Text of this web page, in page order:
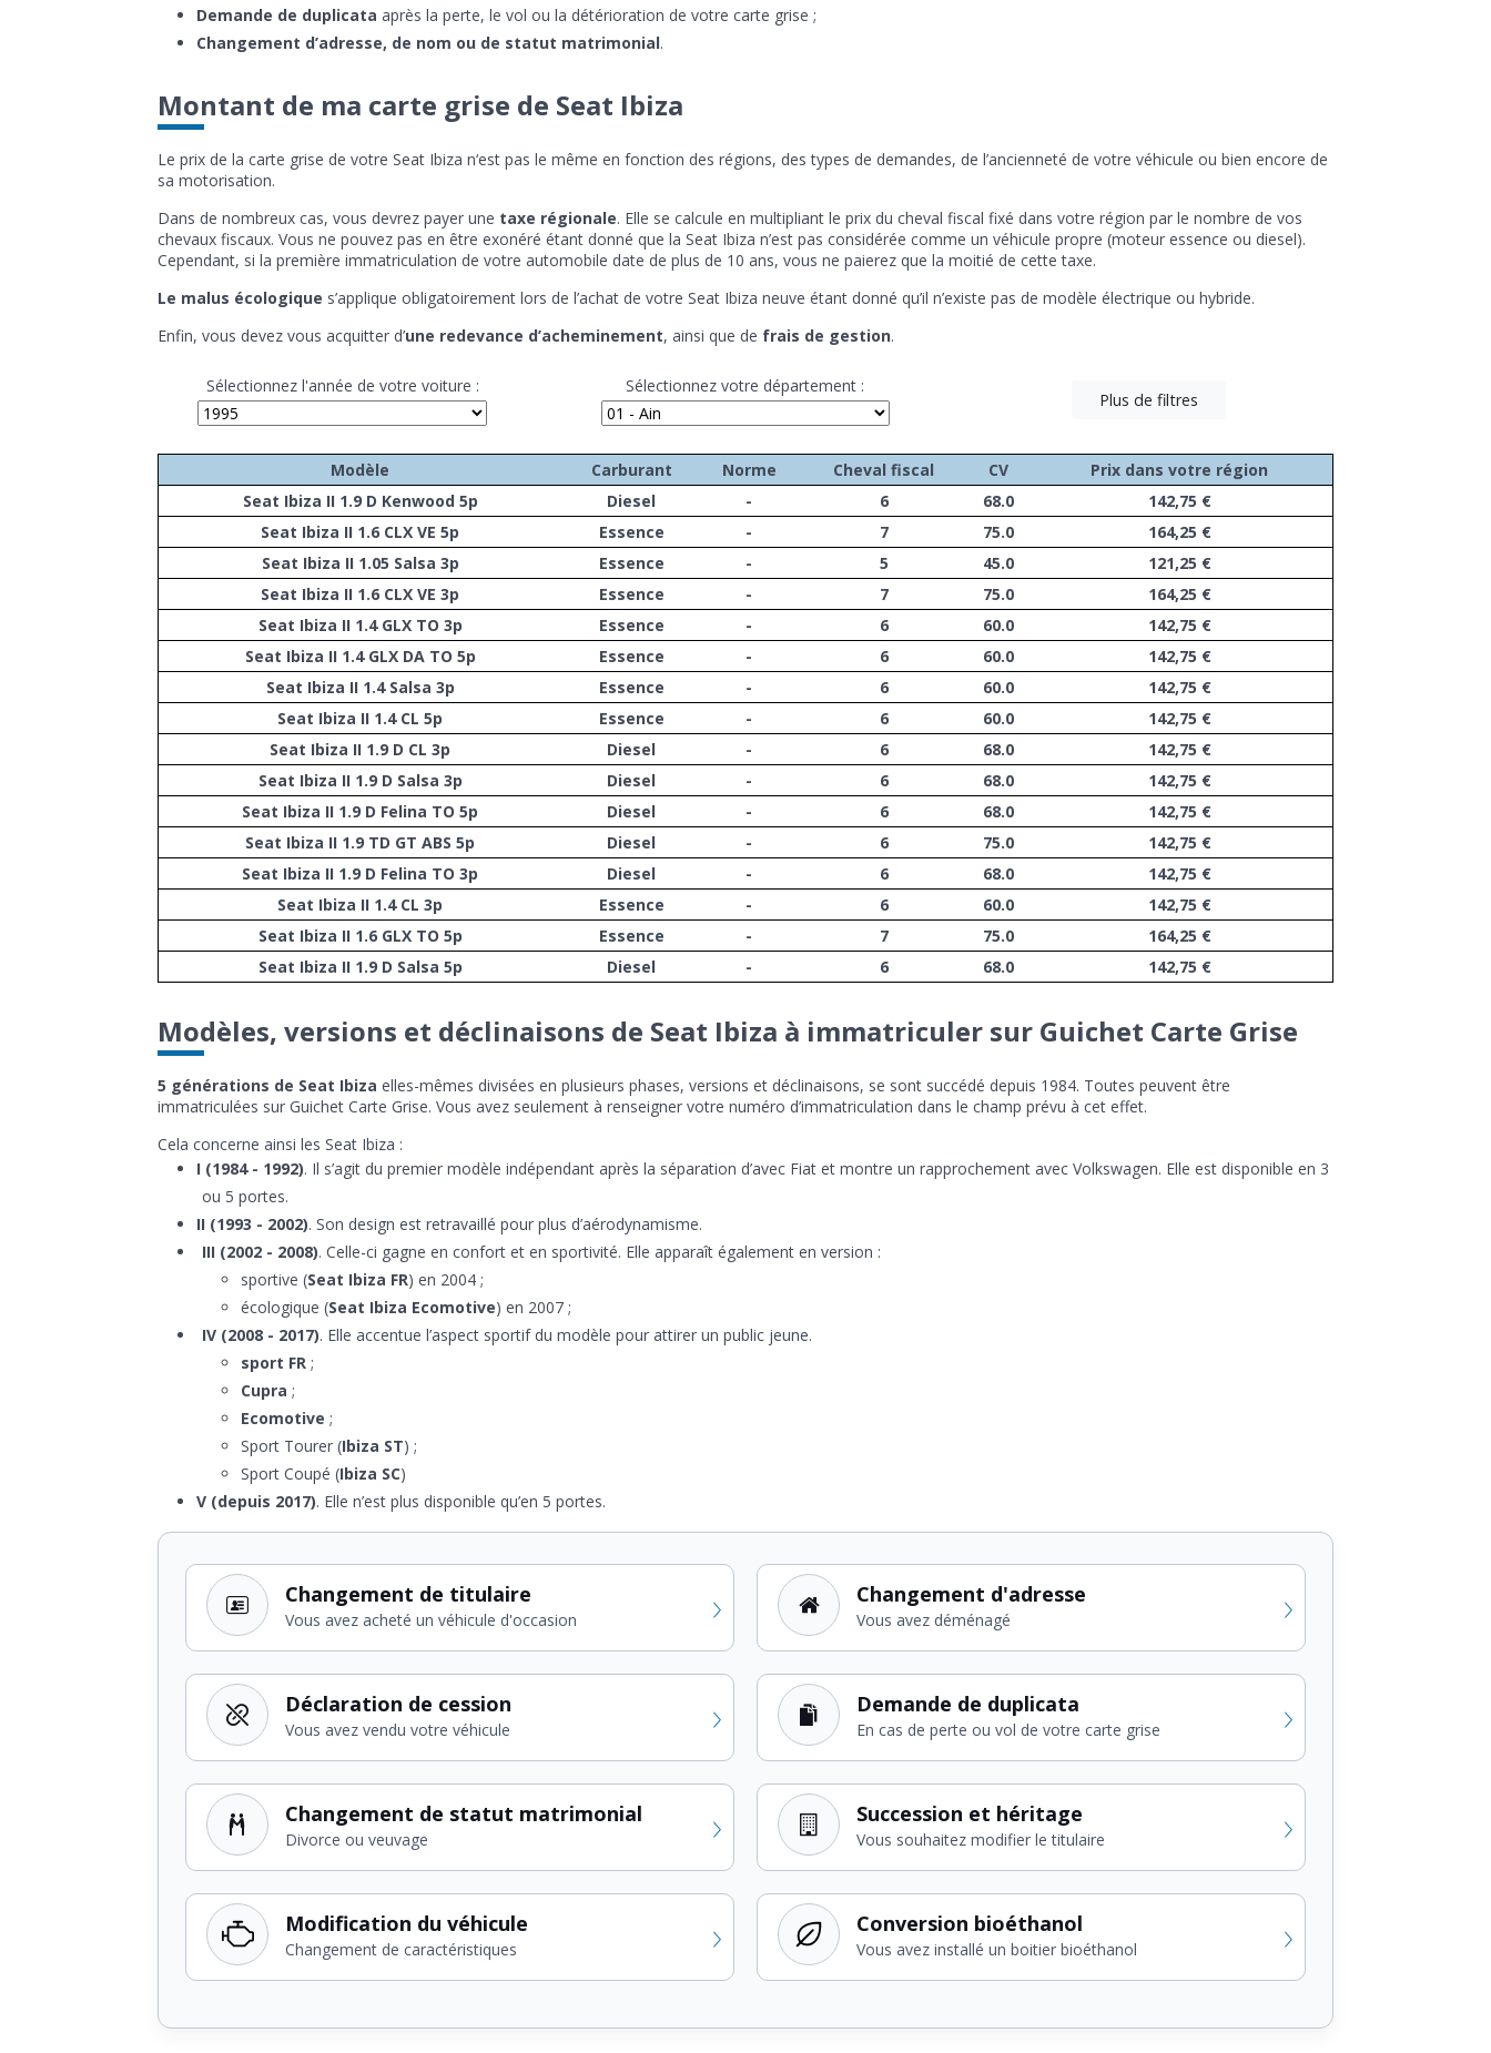
Demande de duplicata après la perte, le vol ou la détérioration de votre carte grise ;
Changement d’adresse, de nom ou de statut matrimonial.
Montant de ma carte grise de Seat Ibiza
Le prix de la carte grise de votre Seat Ibiza n‘est pas le même en fonction des régions, des types de demandes, de l’ancienneté de votre véhicule ou bien encore de
sa motorisation.
Dans de nombreux cas, vous devrez payer une taxe régionale. Elle se calcule en multipliant le prix du cheval fiscal fixé dans votre région par le nombre de vos
chevaux fiscaux. Vous ne pouvez pas en être exonéré étant donné que la Seat Ibiza n’est pas considérée comme un véhicule propre (moteur essence ou diesel).
Cependant, si la première immatriculation de votre automobile date de plus de 10 ans, vous ne paierez que la moitié de cette taxe.
Le malus écologique s’applique obligatoirement lors de l’achat de votre Seat Ibiza neuve étant donné qu’il n’existe pas de modèle électrique ou hybride.
Enfin, vous devez vous acquitter d’une redevance d’acheminement, ainsi que de frais de gestion.
Sélectionnez l'année de votre voiture : Sélectionnez votre département :
Plus de filtres
Modèle Carburant Norme Cheval fiscal CV
Prix dans votre région
Seat Ibiza II 1.9 D Kenwood 5p
Diesel - 6 68.0
142,75 €
Seat Ibiza II 1.6 CLX VE 5p
Essence - 7 75.0
164,25 €
Seat Ibiza II 1.05 Salsa 3p
Essence - 5 45.0
121,25 €
Seat Ibiza II 1.6 CLX VE 3p
Essence - 7 75.0
164,25 €
Seat Ibiza II 1.4 GLX TO 3p
Essence - 6 60.0
142,75 €
Seat Ibiza II 1.4 GLX DA TO 5p
Essence - 6 60.0
142,75 €
Seat Ibiza II 1.4 Salsa 3p
Essence - 6 60.0
142,75 €
Seat Ibiza II 1.4 CL 5p
Essence - 6 60.0
142,75 €
Seat Ibiza II 1.9 D CL 3p
Diesel - 6 68.0
142,75 €
Seat Ibiza II 1.9 D Salsa 3p
Diesel - 6 68.0
142,75 €
Seat Ibiza II 1.9 D Felina TO 5p
Diesel - 6 68.0
142,75 €
Seat Ibiza II 1.9 TD GT ABS 5p
Diesel - 6 75.0
142,75 €
Seat Ibiza II 1.9 D Felina TO 3p
Diesel - 6 68.0
142,75 €
Seat Ibiza II 1.4 CL 3p
Essence - 6 60.0
142,75 €
Seat Ibiza II 1.6 GLX TO 5p
Essence - 7 75.0
164,25 €
Seat Ibiza II 1.9 D Salsa 5p
Diesel - 6 68.0 142,75 €
Modèles, versions et déclinaisons de Seat Ibiza à immatriculer sur Guichet Carte Grise
5 générations de Seat Ibiza elles-mêmes divisées en plusieurs phases, versions et déclinaisons, se sont succédé depuis 1984. Toutes peuvent être
immatriculées sur Guichet Carte Grise. Vous avez seulement à renseigner votre numéro d’immatriculation dans le champ prévu à cet effet.
Cela concerne ainsi les Seat Ibiza :
I (1984 - 1992). Il s’agit du premier modèle indépendant après la séparation d’avec Fiat et montre un rapprochement avec Volkswagen. Elle est disponible en 3
ou 5 portes.
II (1993 - 2002). Son design est retravaillé pour plus d’aérodynamisme.
III (2002 - 2008). Celle-ci gagne en confort et en sportivité. Elle apparaît également en version :
sportive (Seat Ibiza FR) en 2004 ;
écologique (Seat Ibiza Ecomotive) en 2007 ;
IV (2008 - 2017). Elle accentue l’aspect sportif du modèle pour attirer un public jeune.
sport FR ;
Cupra ;
Ecomotive ;
Sport Tourer (Ibiza ST) ;
Sport Coupé (Ibiza SC)
V (depuis 2017). Elle n’est plus disponible qu’en 5 portes.
Changement de titulaire
Vous avez acheté un véhicule d'occasion
Changement d'adresse
Vous avez déménagé
Déclaration de cession
Vous avez vendu votre véhicule
Demande de duplicata
En cas de perte ou vol de votre carte grise
Changement de statut matrimonial
Divorce ou veuvage
Succession et héritage
Vous souhaitez modifier le titulaire
Modification du véhicule
Changement de caractéristiques
Conversion bioéthanol
Vous avez installé un boitier bioéthanol